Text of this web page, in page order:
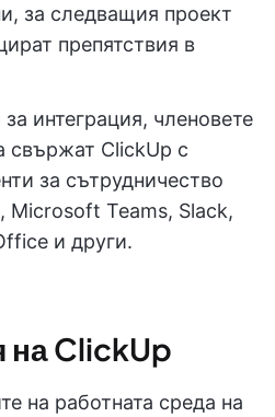
за следващия проект
препятствия в
интеграция, членовете
свържат ClickUp с
за сътрудничество
Microsoft Teams, Slack,
и други.
на ClickUp
на работната среда на